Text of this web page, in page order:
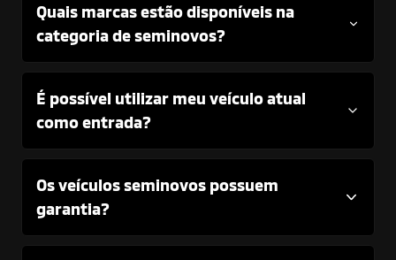
Quais marcas estão disponíveis na
categoria de seminovos?
É possível utilizar meu veículo atual
como entrada?
Os veículos seminovos possuem
garantia?